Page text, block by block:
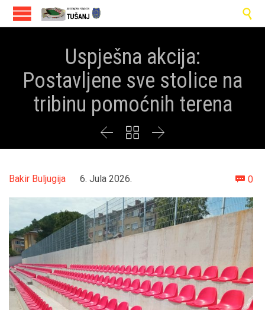

Uspješna akcija:
Postavljene sve stolice na
tribinu pomoćnih terena
  
Bakir Buljugija 6. Jula 2026.  0